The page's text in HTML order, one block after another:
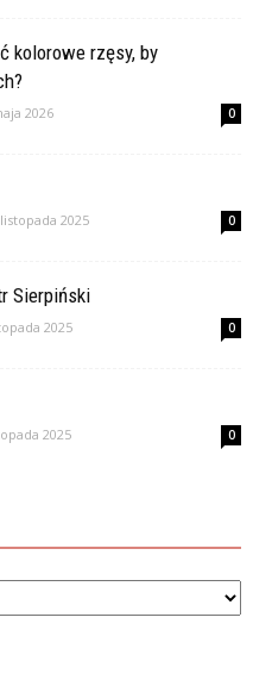
kolorowe rzęsy, by
2026 0
2025 0
Sierpiński
2025 0
2025 0